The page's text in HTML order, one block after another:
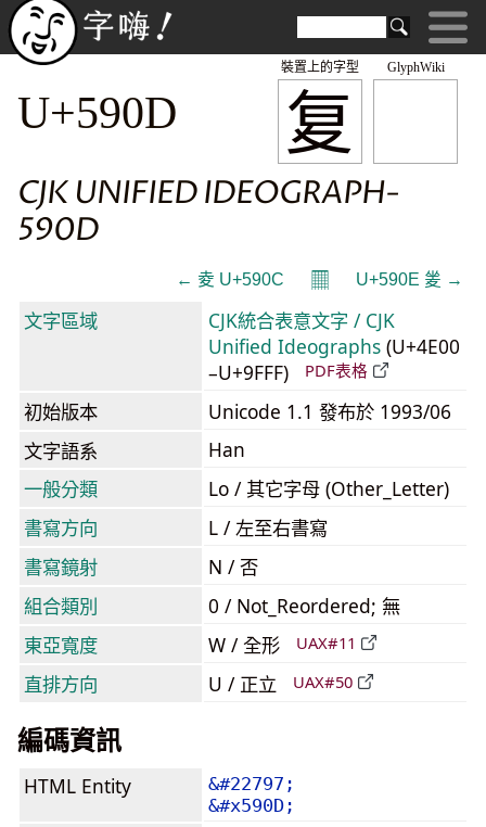
GlyphWiki
复
裝置上的字型
U+590D
CJK UNIFIED IDEOGRAPH-
590D
← 夌 U+590C 𝄜 U+590E 夎 →
文字區域
CJK統合表意文字 / CJK
Unified Ideographs (U+4E00
–U+9FFF)
PDF表格
初始版本
Unicode 1.1 發布於 1993/06
文字語系
Han
一般分類
Lo / 其它字母 (Other_Letter)
書寫方向
L / 左至右書寫
書寫鏡射
N / 否
組合類別
0 / Not_Reordered; 無
東亞寬度
W / 全形 UAX#11
直排方向 U / 正立 UAX#50
編碼資訊
HTML Entity
&#22797;
&#x590D;